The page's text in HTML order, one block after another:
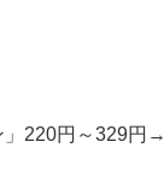
」220円～329円→